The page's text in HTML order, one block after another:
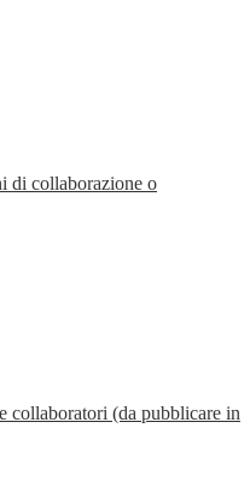
di collaborazione o
collaboratori (da pubblicare in